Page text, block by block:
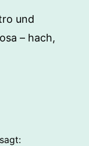
und
– hach,
sagt: